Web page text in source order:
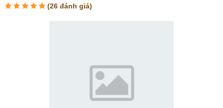
(26 đánh giá)